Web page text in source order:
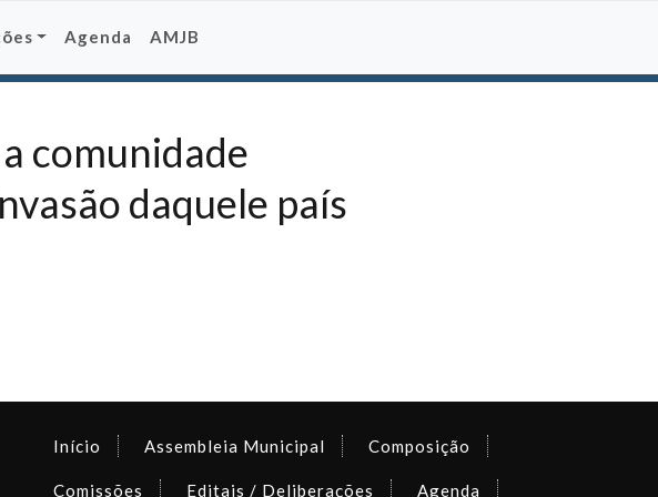
Agenda AMJB
comunidade
daquele país
Início Assembleia Municipal Composição
Comissões Editais / Deliberações Agenda